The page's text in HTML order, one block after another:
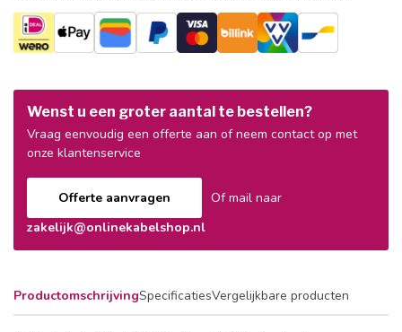
Wenst u een groter aantal te bestellen?
Vraag eenvoudig een offerte aan of neem contact op met
onze klantenservice
Offerte aanvragen
Of mail naar
zakelijk@onlinekabelshop.nl
ProductomschrijvingSpecificatiesVergelijkbare producten